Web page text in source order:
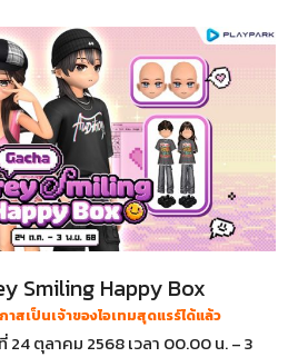
Smiling Happy Box
สเป็นเจ้าของไอเทมสุดแรร์ได้แล้ว
24 ตุลาคม 2568 เวลา 00.00 น. – 3